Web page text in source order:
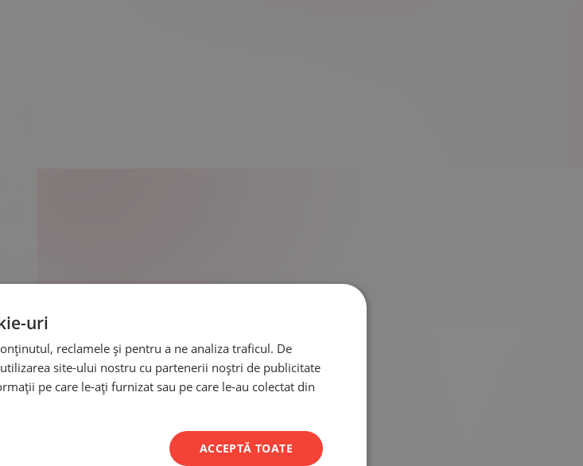
uri
reclamele și pentru a ne analiza traficul. De
site-ului nostru cu partenerii noștri de publicitate
pe care le-ați furnizat sau pe care le-au colectat din
ACCEPTĂ TOATE